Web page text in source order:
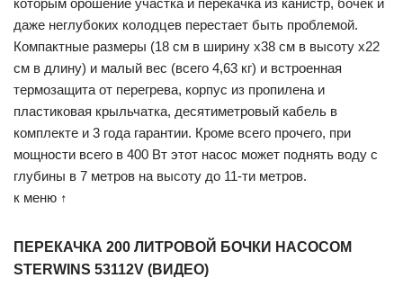
даже неглубоких колодцев перестает быть проблемой.
Компактные размеры (18 см в ширину х38 см в высоту х22
см в длину) и малый вес (всего 4,63 кг) и встроенная
термозащита от перегрева, корпус из пропилена и
пластиковая крыльчатка, десятиметровый кабель в
комплекте и 3 года гарантии. Кроме всего прочего, при
мощности всего в 400 Вт этот насос может поднять воду с
глубины в 7 метров на высоту до 11-ти метров.
к меню ↑
ПЕРЕКАЧКА 200 ЛИТРОВОЙ БОЧКИ НАСОСОМ
STERWINS 53112V (ВИДЕО)